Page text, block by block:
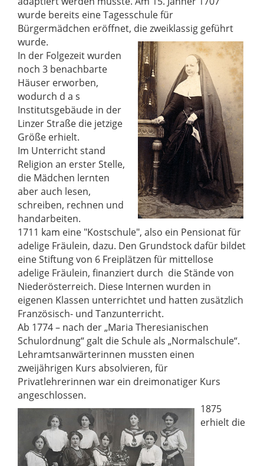
wurde bereits eine Tagesschule für
Bürgermädchen eröffnet, die zweiklassig geführt
wurde.
In der Folgezeit wurden
noch 3 benachbarte
Häuser erworben,
wodurch d a s
Institutsgebäude in der
Linzer Straße die jetzige
Größe erhielt.
Im Unterricht stand
Religion an erster Stelle,
die Mädchen lernten
aber auch lesen,
schreiben, rechnen und
handarbeiten.
1711 kam eine "Kostschule", also ein Pensionat für
adelige Fräulein, dazu. Den Grundstock dafür bildet
eine Stiftung von 6 Freiplätzen für mittellose
adelige Fräulein, finanziert durch die Stände von
Niederösterreich. Diese Internen wurden in
eigenen Klassen unterrichtet und hatten zusätzlich
Französisch- und Tanzunterricht.
Ab 1774 – nach der „Maria Theresianischen
Schulordnung“ galt die Schule als „Normalschule“.
Lehramtsanwärterinnen mussten einen
zweijährigen Kurs absolvieren, für
Privatlehrerinnen war ein dreimonatiger Kurs
angeschlossen.
1875
erhielt die